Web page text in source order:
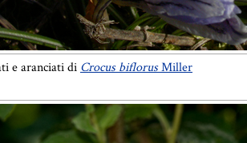
e aranciati di Crocus biflorusMiller